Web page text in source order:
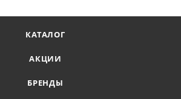
КАТАЛОГ
АКЦИИ
БРЕНДЫ